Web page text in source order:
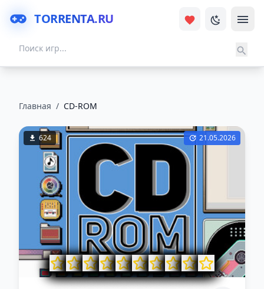
TORRENTA.RU
Главная / CD-ROM
624 21.05.2026